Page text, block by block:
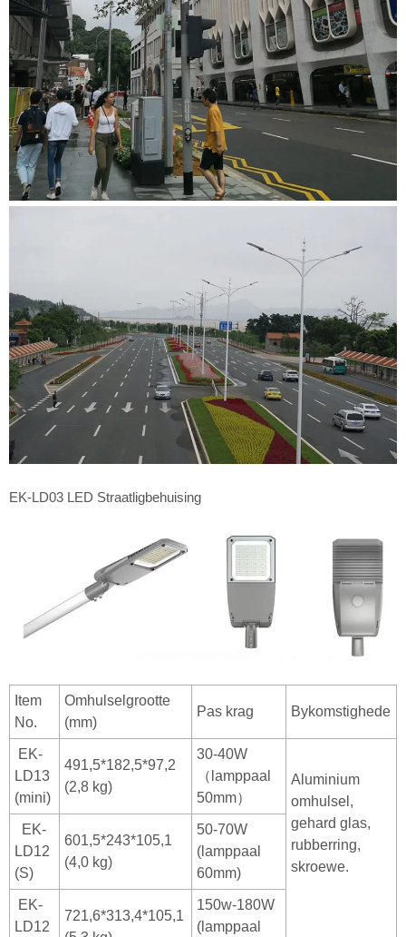
EK-LD03 LED Straatligbehuising
Item
No.
Omhulselgrootte
(mm)
Pas krag Bykomstighede
EK-
LD13
(mini)
491,5*182,5*97,2
(2,8 kg)
30-40W
（lamppaal
50mm）
Aluminium
omhulsel,
gehard glas,
rubberring,
skroewe.
EK-
LD12
(S)
601,5*243*105,1
(4,0 kg)
50-70W
(lamppaal
60mm)
EK-
LD12
721,6*313,4*105,1
150w-180W
(lamppaal